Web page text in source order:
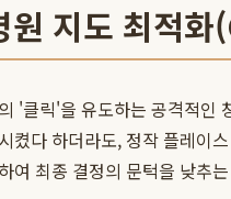
원 지도 최적
'클릭'을 유도하는 공격적인
켰다 하더라도, 정작 플레이
여 최종 결정의 문턱을 낮추